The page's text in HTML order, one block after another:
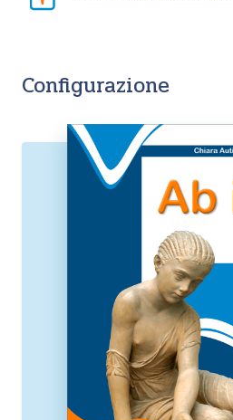
Configurazione